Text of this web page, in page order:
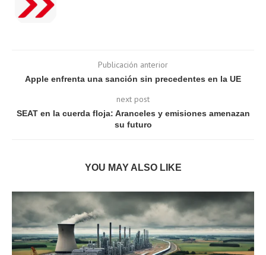
Publicación anterior
Apple enfrenta una sanción sin precedentes en la UE
next post
SEAT en la cuerda floja: Aranceles y emisiones amenazan
su futuro
YOU MAY ALSO LIKE